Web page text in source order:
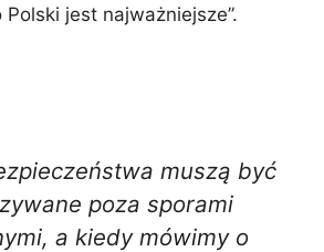
Polski jest najważniejsze”.
muszą być
poza sporami
a kiedy mówimy o